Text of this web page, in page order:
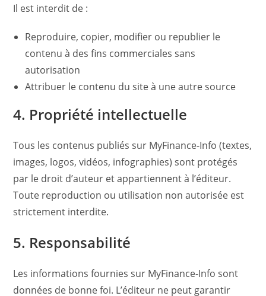
Il est interdit de :
Reproduire, copier, modifier ou republier le
contenu à des fins commerciales sans
autorisation
Attribuer le contenu du site à une autre source
4. Propriété intellectuelle
Tous les contenus publiés sur MyFinance-Info (textes,
images, logos, vidéos, infographies) sont protégés
par le droit d’auteur et appartiennent à l’éditeur.
Toute reproduction ou utilisation non autorisée est
strictement interdite.
5. Responsabilité
Les informations fournies sur MyFinance-Info sont
données de bonne foi. L’éditeur ne peut garantir